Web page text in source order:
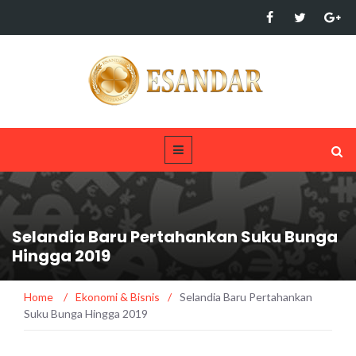
Selandia Baru Pertahankan Suku Bunga
Hingga 2019
Home / Ekonomi & Bisnis / Selandia Baru Pertahankan
Suku Bunga Hingga 2019